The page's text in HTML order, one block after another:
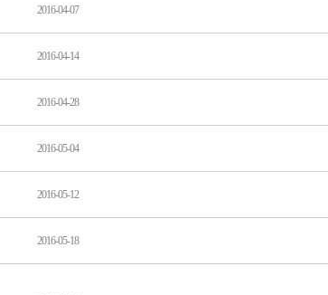
2016-04-07
2016-04-14
2016-04-28
2016-05-04
2016-05-12
2016-05-18